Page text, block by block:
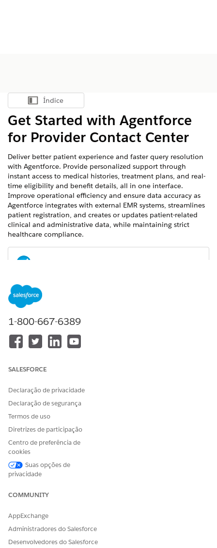
Mostrar índice
Índice
Get Started with Agentforce
for Provider Contact Center
Deliver better patient experience and faster query resolution
with Agentforce. Provide personalized support through
instant access to medical histories, treatment plans, and real-
time eligibility and benefit details, all in one interface.
Improve operational efficiency and ensure data accuracy as
Agentforce integrates with external EMR systems, streamlines
patient registration, and creates or updates patient-related
clinical and administrative data, while maintaining strict
healthcare compliance.
NOTE The user interface of this product is available in
English only and may not be fully supported in other
languages.
To learn more about Agentforce functionality for Provider
Contact Center, seeUse Agentforce for Provider Contact
ESTE ARTIGO RESOLVEU SEU PROBLEMA?
Diga-nos para podermos melhorar!
1-800-667-6389
SALESFORCE
Declaração de privacidade
Declaração de segurança
Termos de uso
Diretrizes de participação
Centro de preferência de
cookies
Suas opções de
privacidade
COMMUNITY
AppExchange
Administradores do Salesforce
Desenvolvedores do Salesforce